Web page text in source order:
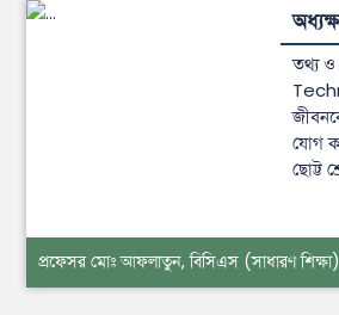
তথ্য
যোগ
ছোট্ট
প্রফেসর মোঃ আফলাতুন, বিসিএস (সাধারণ শিক্ষা)